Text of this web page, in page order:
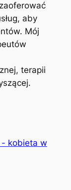
aby
Mój
terapii